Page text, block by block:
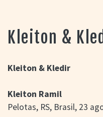
PORTAL DO
CINEMA GAÚCHO
> BUSCA AVANÇADA
> FILMOGRAFIAS DE
CINEASTAS
> DISCOGRAFIAS
Kleiton &
Kleiton & Kledir
Kleiton Ramil
Pelotas, RS, Brasil, 23